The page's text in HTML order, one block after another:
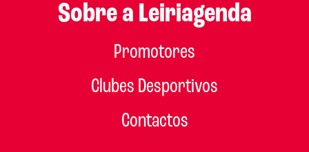
Sobre a Leiriagenda
Promotores
Clubes Desportivos
Contactos